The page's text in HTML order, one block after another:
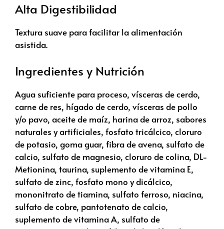
Alta Digestibilidad
Textura suave para facilitar la alimentación
asistida.
Ingredientes y Nutrición
Agua suficiente para proceso, vísceras de cerdo,
carne de res, hígado de cerdo, vísceras de pollo
y/o pavo, aceite de maíz, harina de arroz, sabores
naturales y artificiales, fosfato tricálcico, cloruro
de potasio, goma guar, fibra de avena, sulfato de
calcio, sulfato de magnesio, cloruro de colina, DL-
Metionina, taurina, suplemento de vitamina E,
sulfato de zinc, fosfato mono y dicálcico,
mononitrato de tiamina, sulfato ferroso, niacina,
sulfato de cobre, pantotenato de calcio,
suplemento de vitamina A, sulfato de